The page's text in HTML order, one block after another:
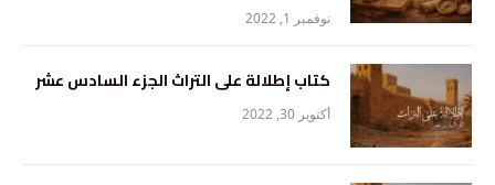
نوفمبر 1, 2022
كتاب إطلالة على التراث الجزء السادس عشر
أكتوبر 30, 2022